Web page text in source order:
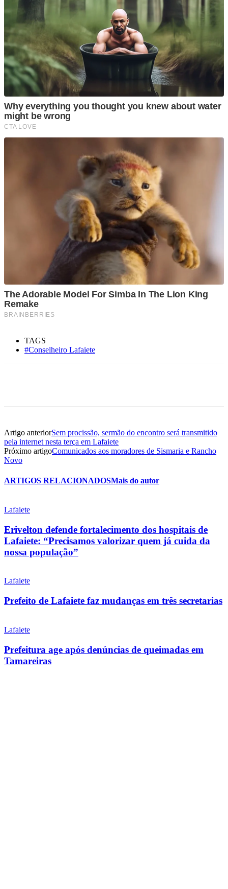
TAGS
#Conselheiro Lafaiete
Artigo anteriorSem procissão, sermão do encontro será transmitido
pela internet nesta terça em Lafaiete
Próximo artigoComunicados aos moradores de Sismaria e Rancho
Novo
ARTIGOS RELACIONADOSMais do autor
Lafaiete
Erivelton defende fortalecimento dos hospitais de
Lafaiete: “Precisamos valorizar quem já cuida da
nossa população”
Lafaiete
Prefeito de Lafaiete faz mudanças em três secretarias
Lafaiete
Prefeitura age após denúncias de queimadas em
Tamareiras